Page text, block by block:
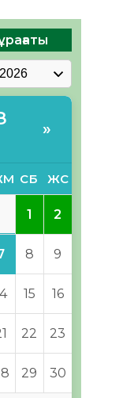
»
СБ ЖС
1 2
8 9
15 16
22 23
29 30